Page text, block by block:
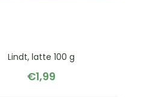
Lindt, latte 100 g
€1,99